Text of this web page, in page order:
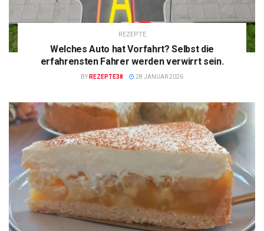
REZEPTE
Welches Auto hat Vorfahrt? Selbst die
erfahrensten Fahrer werden verwirrt sein.
BY REZEPTE38 28 JANUAR 2026